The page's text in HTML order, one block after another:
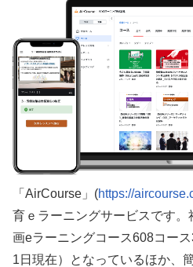
「AirCourse」(https://
育ｅラーニングサービスです
画eラーニングコース608コー
1日現在）となっているほか、